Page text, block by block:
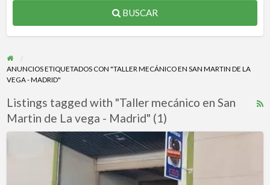
BUSCAR
ANUNCIOS ETIQUETADOS CON "TALLER MECÁNICO EN SAN MARTIN DE LA
VEGA - MADRID"
Listings tagged with "Taller mecánico en San
Martin de La vega - Madrid" (1)